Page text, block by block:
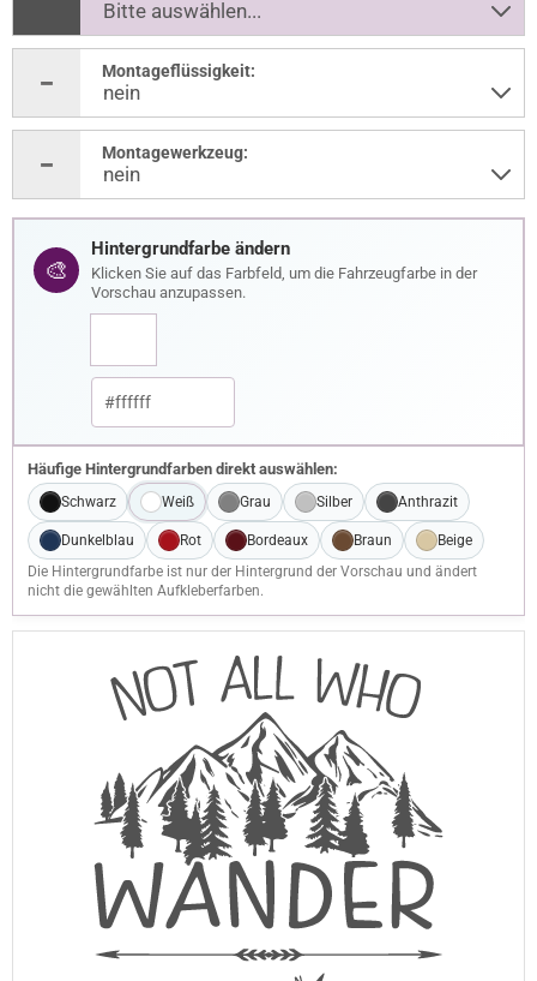
Montageflüssigkeit:
Montagewerkzeug:
🎨
Hintergrundfarbe ändern
Klicken Sie auf das Farbfeld, um die Fahrzeugfarbe in der
Vorschau anzupassen.
Häufige Hintergrundfarben direkt auswählen:
Schwarz Weiß Grau Silber Anthrazit
Dunkelblau Rot Bordeaux Braun
Beige
Die Hintergrundfarbe ist nur der Hintergrund der Vorschau und ändert
nicht die gewählten Aufkleberfarben.